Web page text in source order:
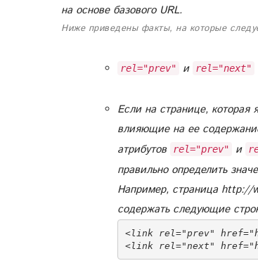
на основе базового URL.
Ниже приведены факты, на которые
rel="prev" и rel="next"
Если на странице, которая
влияющие на ее
атрибутов
rel="prev" и
правильно определить
Например, страница http://
содержать следующие
<link rel="prev"